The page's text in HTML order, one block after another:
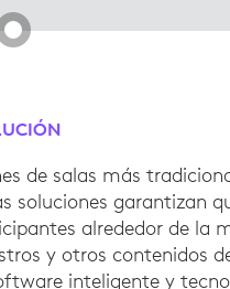
de salas más
soluciones garantizan
alrededor de la
y otros contenidos
inteligente y